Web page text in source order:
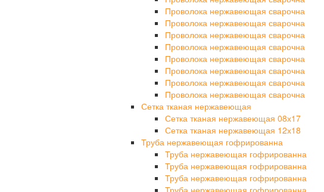
Проволока нержавеющая сварочна
Проволока нержавеющая сварочна
Проволока нержавеющая сварочна
Проволока нержавеющая сварочна
Проволока нержавеющая сварочна
Проволока нержавеющая сварочна
Проволока нержавеющая сварочна
Проволока нержавеющая сварочна
Сетка тканая нержавеющая
Сетка тканая нержавеющая 08х17
Сетка тканая нержавеющая 12х18
Труба нержавеющая гофрированна
Труба нержавеющая гофрированна
Труба нержавеющая гофрированна
Труба нержавеющая гофрированна
Труба нержавеющая гофрированна